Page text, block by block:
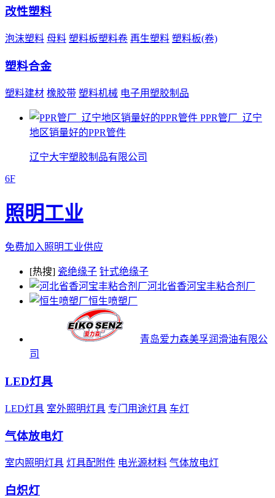
改性塑料
泡沫塑料 母料 塑料板塑料卷 再生塑料 塑料板(卷)
塑料合金
塑料建材 橡胶带 塑料机械 电子用塑胶制品
PPR管厂_辽宁
地区销量好的PPR管件
辽宁大宇塑胶制品有限公司
6F
照明工业
免费加入照明工业供应
[热搜] 瓷绝缘子 针式绝缘子
河北省香河宝丰粘合剂厂
恒生喷塑厂
青岛爱力森美孚润滑油有限公
司
LED灯具
LED灯具 室外照明灯具 专门用途灯具 车灯
气体放电灯
室内照明灯具 灯具配附件 电光源材料 气体放电灯
白炽灯